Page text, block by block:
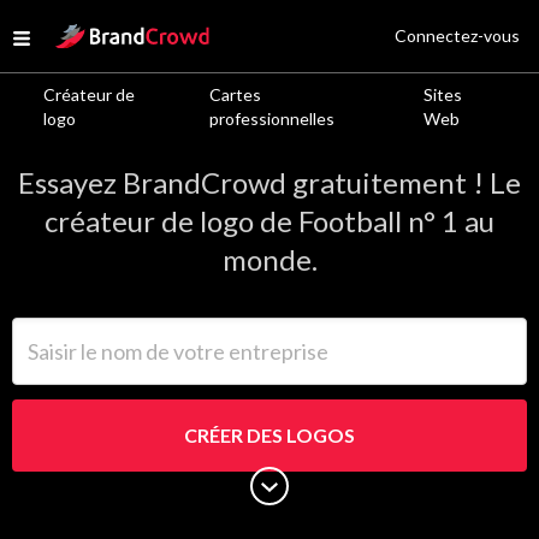
Open menu
Site Logo
Créateur de
logo
Cartes
professionnelles
Sites
Web
Connectez-vous
Logos de Football
Essayez BrandCrowd gratuitement ! Le
créateur de logo de Football n° 1 au
monde.
CRÉER DES LOGOS